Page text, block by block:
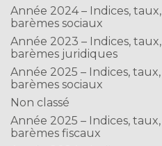
Année 2024 – Indices, taux,
barèmes sociaux
Année 2023 – Indices, taux,
barèmes juridiques
Année 2025 – Indices, taux,
barèmes sociaux
Non classé
Année 2025 – Indices, taux,
barèmes fiscaux